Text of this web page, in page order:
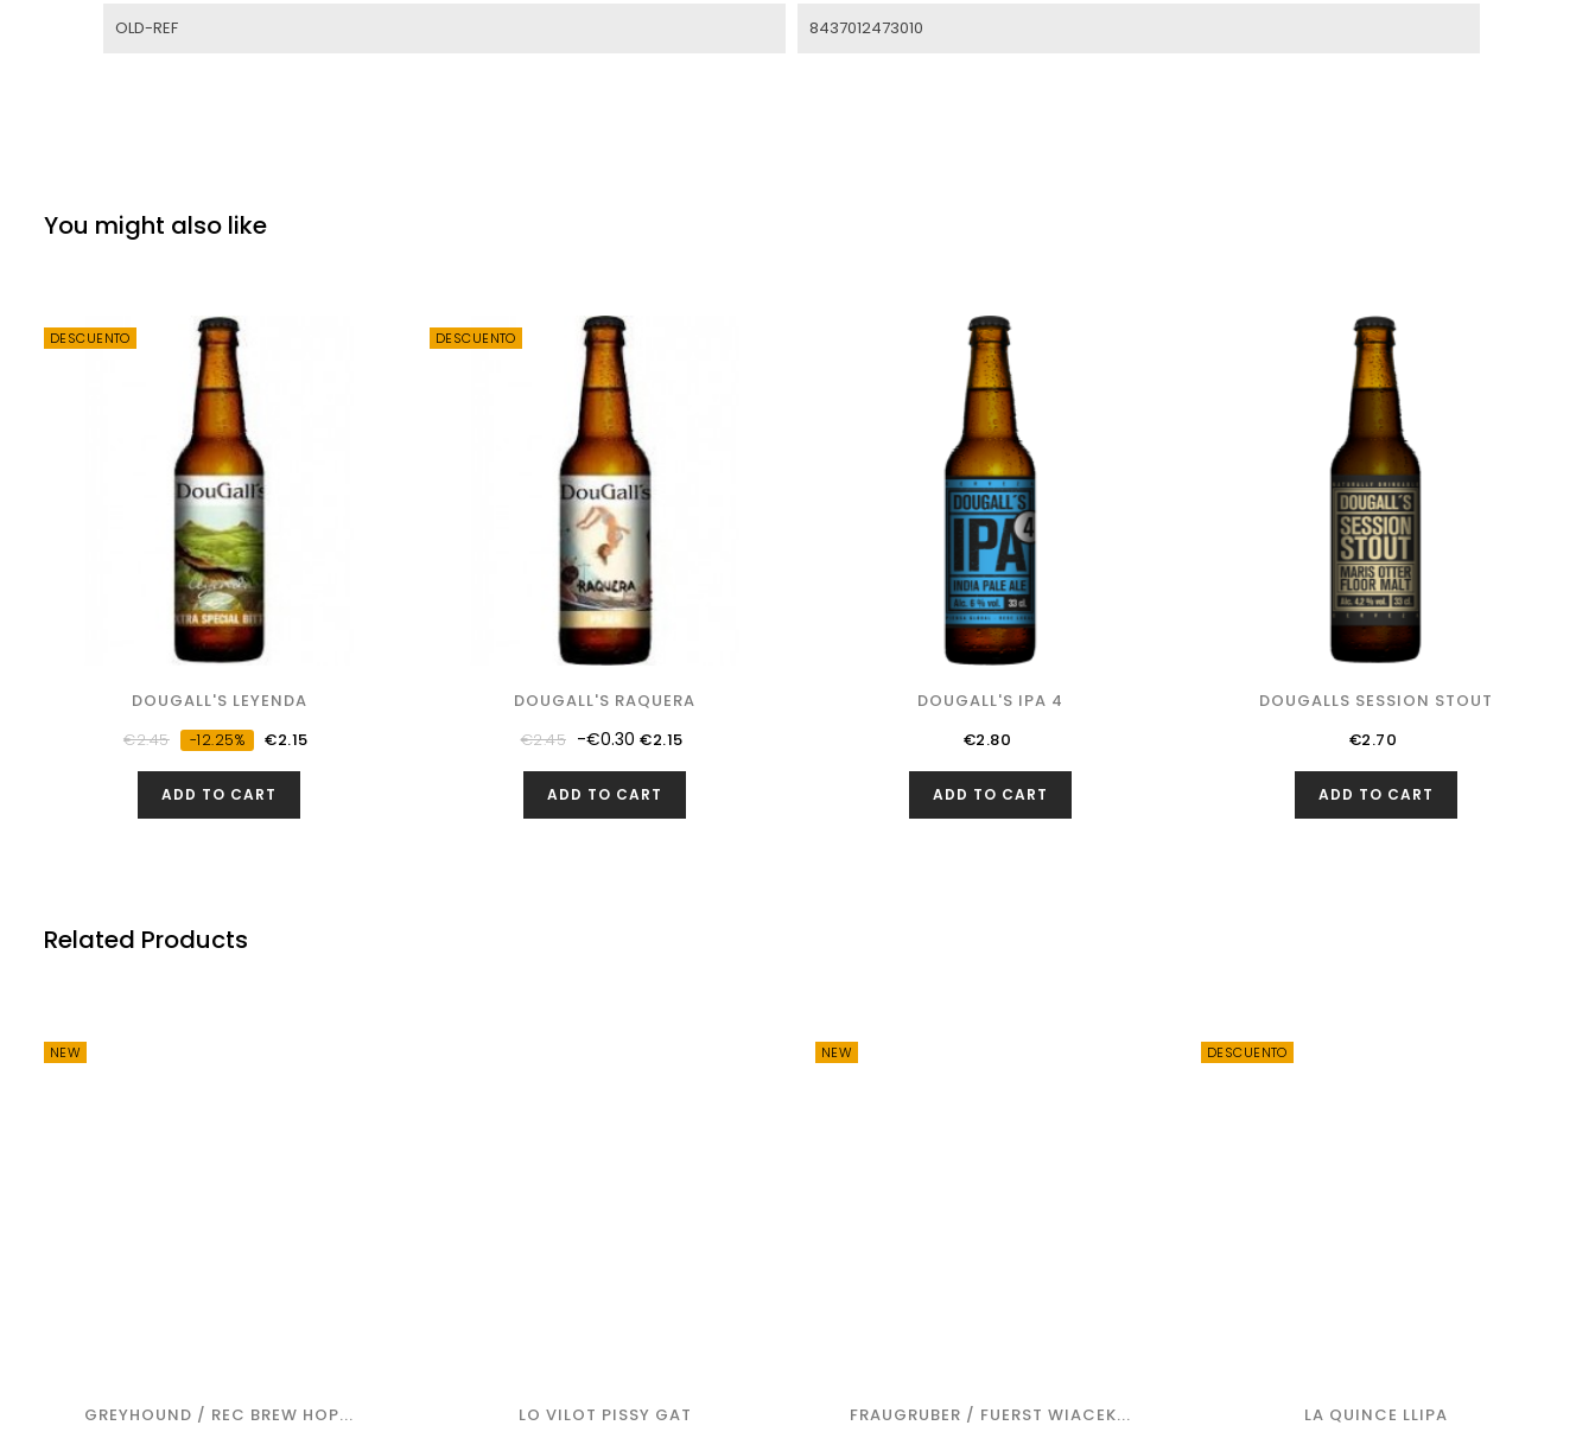
OLD-REF 8437012473010
You might also like
DESCUENTO
DOUGALL'S LEYENDA
Regular
price
€2.45 -12.25% Price
€2.15
ADD TO CART
DESCUENTO
DOUGALL'S RAQUERA
Regular
price
€2.45 -€0.30 Price
€2.15
ADD TO CART
DOUGALL'S IPA 4
Price
€2.80
ADD TO CART
DOUGALLS SESSION STOUT
Price
€2.70
ADD TO CART
Related Products
NEW
GREYHOUND / REC BREW HOP... LO VILOT PISSY GAT
NEW
FRAUGRUBER / FUERST WIACEK...
DESCUENTO
LA QUINCE LLIPA